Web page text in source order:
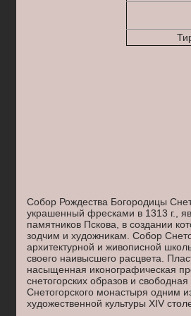
Собор Рождества Богородицы
украшенный фресками в 1313 г.,
памятников Пскова, в создании
зодчим и художникам. Собор
архитектурной и живописной
своего наивысшего расцвета.
насыщенная иконографическая
снетогорских образов и
Снетогорского монастыря одним
художественной культуры XIV